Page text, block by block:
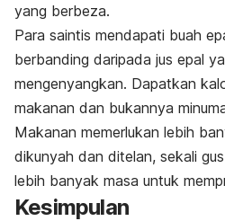
yang berbeza.
Para saintis mendapati buah
berbanding daripada jus epal
mengenyangkan. Dapatkan
makanan dan bukannya
Makanan memerlukan lebih
dikunyah dan ditelan, sekali
lebih banyak masa untuk
Kesimpulan